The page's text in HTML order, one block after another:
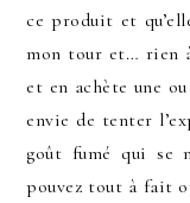
ce produit et
mon tour et… rien
et en achète une
envie de tenter
goût fumé qui se
pouvez tout à fait